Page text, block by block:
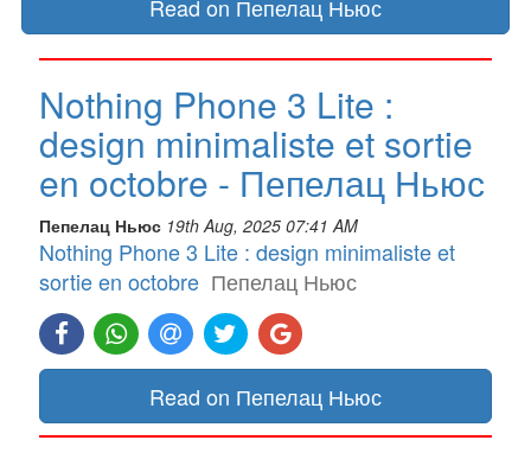
Read on Пепелац Ньюс
Nothing Phone 3 Lite :
design minimaliste et sortie
en octobre - Пепелац Ньюс
Пепелац Ньюс 19th Aug, 2025 07:41 AM
Nothing Phone 3 Lite : design minimaliste et
sortie en octobre Пепелац Ньюс
Read on Пепелац Ньюс